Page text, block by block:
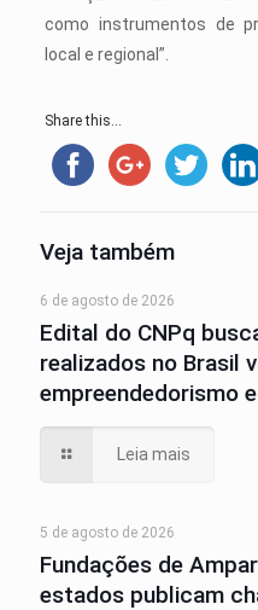
como instrumentos de
local e regional”.
Share this...
Veja também
6 de agosto de 2026
Edital do CNPq
realizados no Brasil
empreendedorismo
Leia mais
5 de agosto de 2026
Fundações de
estados publicam